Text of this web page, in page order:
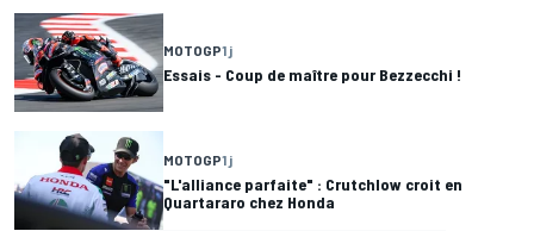
MOTOGP1 j
Essais - Coup de maître pour Bezzecchi !
MOTOGP1 j
"L'alliance parfaite" : Crutchlow croit en
Quartararo chez Honda